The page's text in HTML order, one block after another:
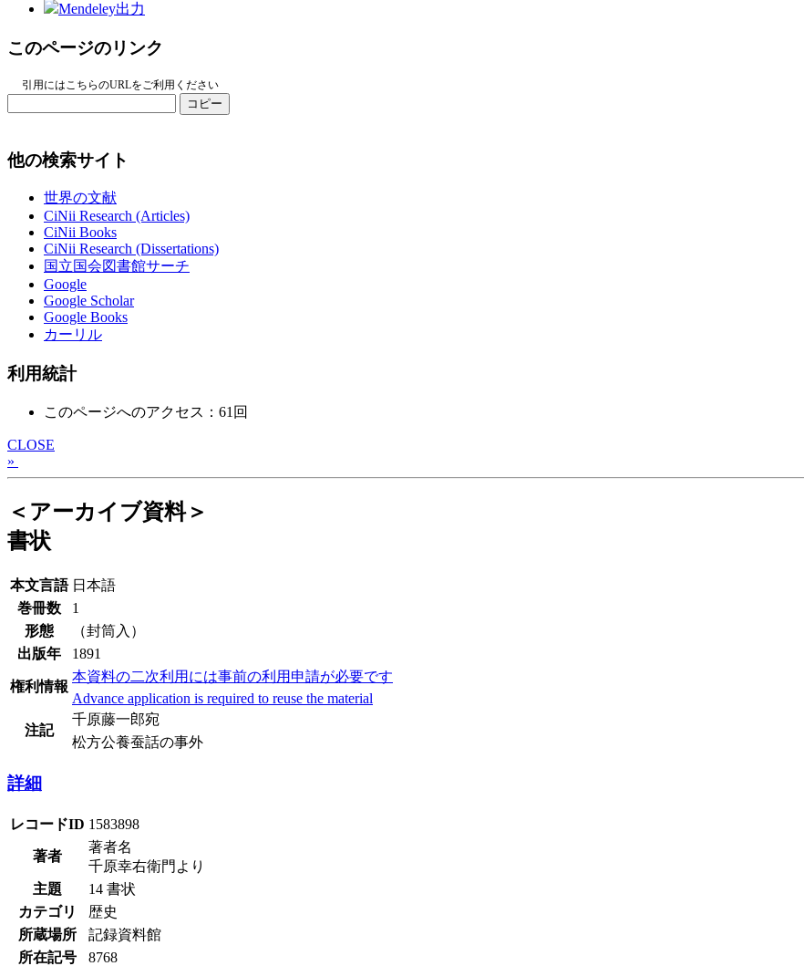
Mendeley出力
このページのリンク
引用にはこちらのURLをご利用ください
コピー
他の検索サイト
世界の文献
CiNii Research (Articles)
CiNii Books
CiNii Research (Dissertations)
国立国会図書館サーチ
Google
Google Scholar
Google Books
カーリル
利用統計
このページへのアクセス：61回
CLOSE
»
＜アーカイブ資料＞
書状
本文言語 日本語
巻冊数
1
形態
（封筒入）
出版年
1891
権利情報
本資料の二次利用には事前の利用申請が必要です
Advance application is required to reuse the material
注記
千原藤一郎宛
松方公養蚕話の事外
詳細
レコードID 1583898
著者
著者名
千原幸右衛門より
主題
14 書状
カテゴリ
歴史
所蔵場所
記録資料館
所在記号
8768